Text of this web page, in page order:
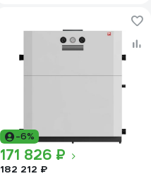
-6%
171 826 ₽
182 212 ₽